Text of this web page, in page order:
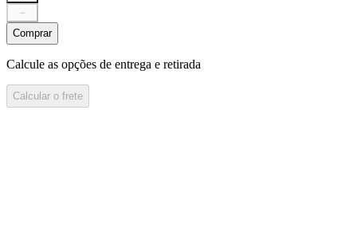
－
Comprar
Calcule as opções de entrega e retirada
Calcular o frete